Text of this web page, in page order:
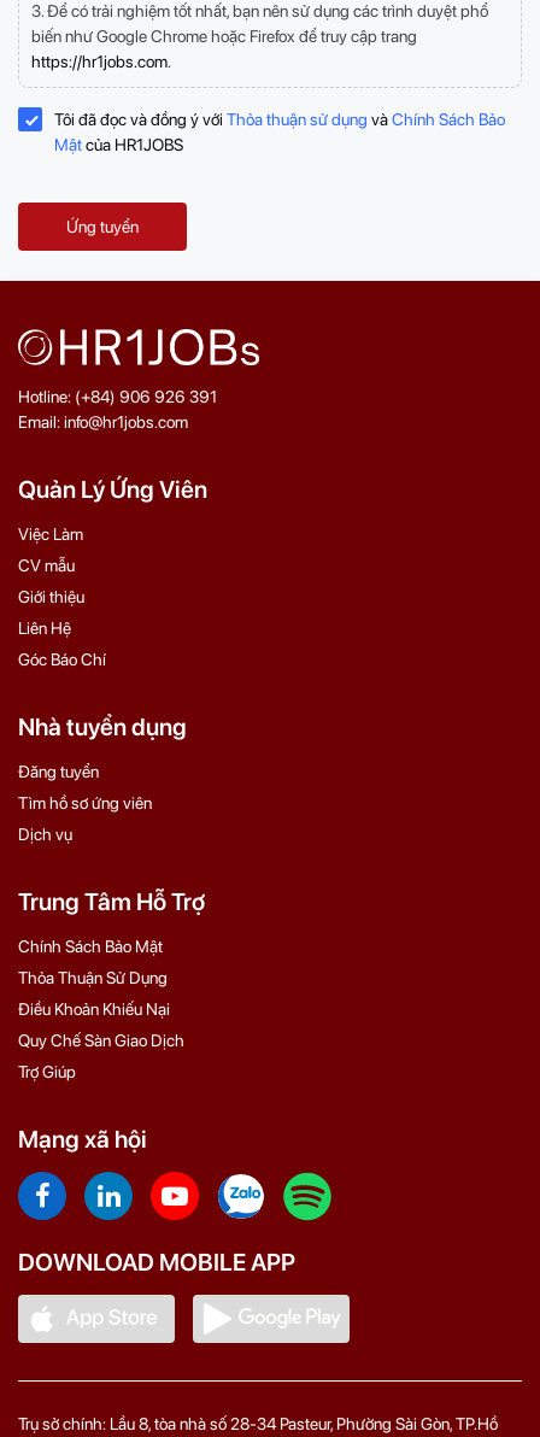
3. Để có trải nghiệm tốt nhất, bạn nên sử dụng các trình duyệt phổ
biến như Google Chrome hoặc Firefox để truy cập trang
https://hr1jobs.com.
Tôi đã đọc và đồng ý với Thỏa thuận sử dụng vàChính Sách Bảo
Mậtcủa HR1JOBS
Ứng tuyển
Hotline: (+84) 906 926 391
Email: info@hr1jobs.com
Quản Lý Ứng Viên
Việc Làm
CV mẫu
Giới thiệu
Liên Hệ
Góc Báo Chí
Nhà tuyển dụng
Đăng tuyển
Tìm hồ sơ ứng viên
Dịch vụ
Trung Tâm Hỗ Trợ
Chính Sách Bảo Mật
Thỏa Thuận Sử Dụng
Điều Khoản Khiếu Nại
Quy Chế Sàn Giao Dịch
Trợ Giúp
Mạng xã hội
DOWNLOAD MOBILE APP
Trụ sở chính: Lầu 8, tòa nhà số 28-34 Pasteur, Phường Sài Gòn, TP.Hồ